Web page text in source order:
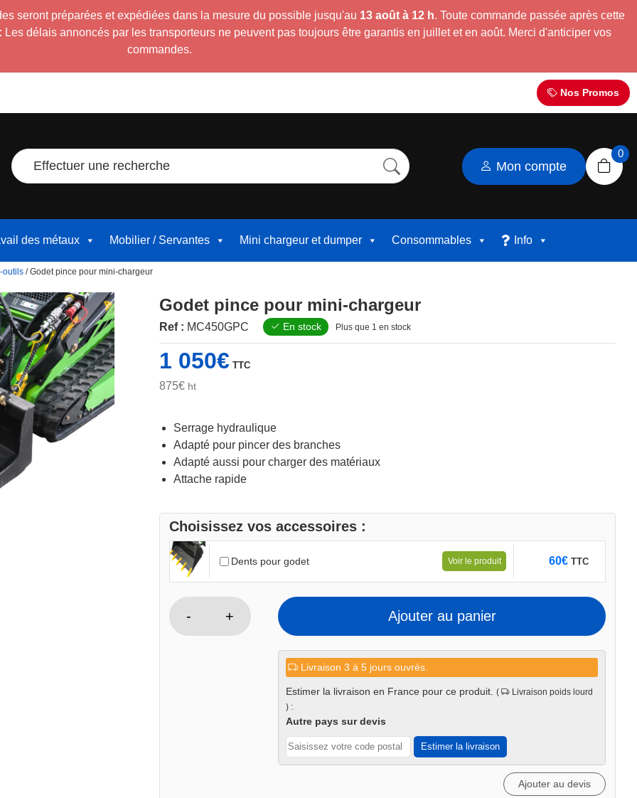
seront préparées et expédiées dans la mesure du possible jusqu'au 13 août à 12 h. Toute commande passée après cette
Les délais annoncés par les transporteurs ne peuvent pas toujours être garantis en juillet et en août. Merci d'anticiper vos
commandes.
Nos Promos
Effectuer une recherche Mon compte
0
des métaux Mobilier / Servantes Mini chargeur et dumper Consommables Info
outils / Godet pince pour mini-chargeur
Godet pince pour mini-chargeur
Ref : MC450GPC En stock Plus que 1 en stock
1 050€ TTC
875€ ht
Serrage hydraulique
Adapté pour pincer des branches
Adapté aussi pour charger des matériaux
Attache rapide
Choisissez vos accessoires :
Dents pour godet Voir le produit 60€ TTC
-
quantité
+ Ajouter au panier
Livraison 3 à 5 jours ouvrés.
Estimer la livraison en France pour ce produit.(
Livraison poids lourd
) :
Autre pays sur devis
Estimer la livraison
Ajouter au devis